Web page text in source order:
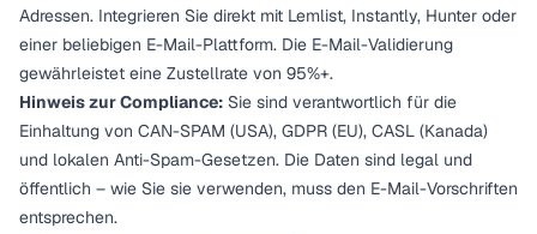
Adressen. Integrieren Sie direkt mit Lemlist, Instantly, Hunter oder
einer beliebigen E-Mail-Plattform. Die E-Mail-Validierung
gewährleistet eine Zustellrate von 95%+.
Hinweis zur Compliance: Sie sind verantwortlich für die
Einhaltung von CAN-SPAM (USA), GDPR (EU), CASL (Kanada)
und lokalen Anti-Spam-Gesetzen. Die Daten sind legal und
öffentlich – wie Sie sie verwenden, muss den E-Mail-Vorschriften
entsprechen.